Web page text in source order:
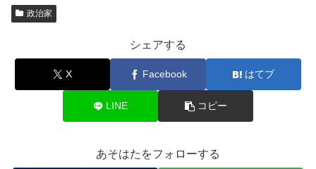
政治家
シェアする
X Facebook はてブ
LINE コピー
あそはたをフォローする